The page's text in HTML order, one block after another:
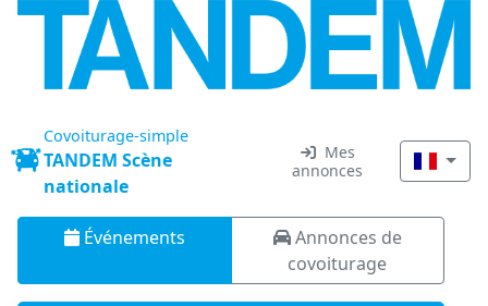
Covoiturage-simple
TANDEM Scène
nationale
Mes
annonces
Événements
Annonces de
covoiturage